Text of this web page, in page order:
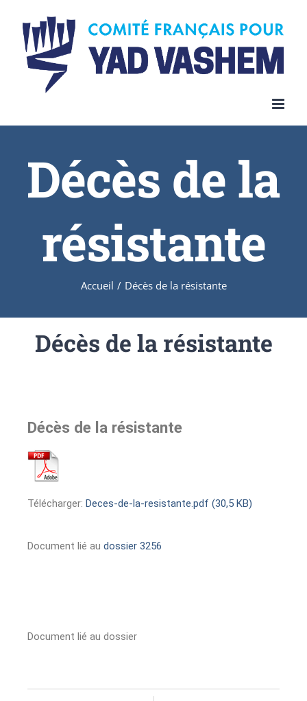
Décès de la
résistante
Accueil / Décès de la résistante
Décès de la résistante
Décès de la résistante
Télécharger: Deces-de-la-resistante.pdf (30,5 KB)
Document lié au dossier 3256
Document lié au dossier